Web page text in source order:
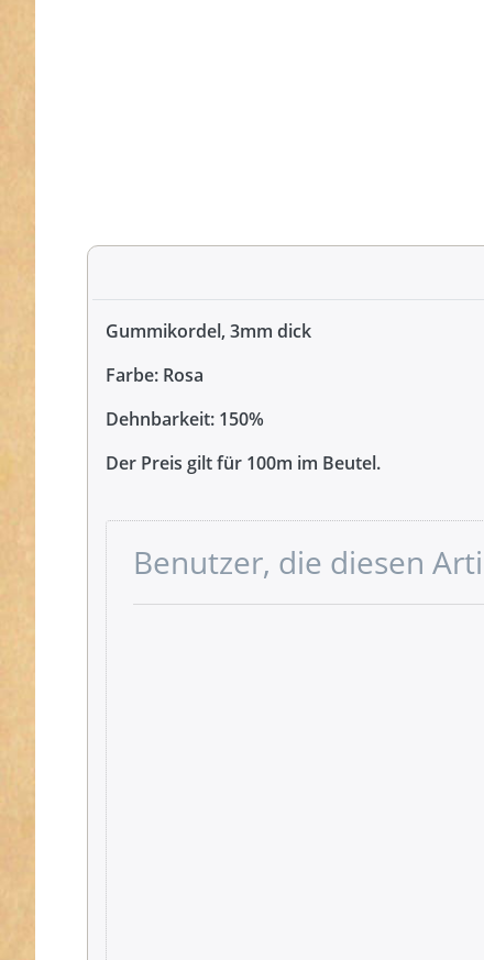
Gummikordel, 3mm dick
Farbe: Rosa
Dehnbarkeit: 150%
Der Preis gilt für 100m im Beutel.
Benutzer, die diesen